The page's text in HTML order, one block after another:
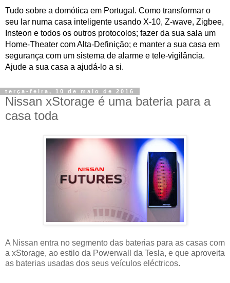
Tudo sobre a domótica em Portugal. Como transformar o
seu lar numa casa inteligente usando X-10, Z-wave, Zigbee,
Insteon e todos os outros protocolos; fazer da sua sala um
Home-Theater com Alta-Definição; e manter a sua casa em
segurança com um sistema de alarme e tele-vigilância.
Ajude a sua casa a ajudá-lo a si.
terça-feira, 10 de maio de 2016
Nissan xStorage é uma bateria para a
casa toda
A Nissan entra no segmento das baterias para as casas com
a xStorage, ao estilo da Powerwall da Tesla, e que aproveita
as baterias usadas dos seus veículos eléctricos.